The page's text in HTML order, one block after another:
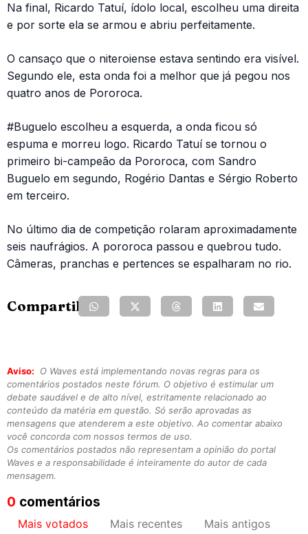
Na final, Ricardo Tatuí, ídolo local, escolheu uma direita
e por sorte ela se armou e abriu perfeitamente.
O cansaço que o niteroiense estava sentindo era visível.
Segundo ele, esta onda foi a melhor que já pegou nos
quatro anos de Pororoca.
#Buguelo escolheu a esquerda, a onda ficou só
espuma e morreu logo. Ricardo Tatuí se tornou o
primeiro bi-campeão da Pororoca, com Sandro
Buguelo em segundo, Rogério Dantas e Sérgio Roberto
em terceiro.
No último dia de competição rolaram aproximadamente
seis naufrágios. A pororoca passou e quebrou tudo.
Câmeras, pranchas e pertences se espalharam no rio.
Compartilhe:
Aviso:
O Waves está implementando novas regras para os
comentários postados neste fórum. O objetivo é estimular um
debate saudável e de alto nível, estritamente relacionado ao
conteúdo da matéria em questão. Só serão aprovadas as
mensagens que atenderem a este objetivo. Ao comentar abaixo
você concorda com nossos termos de uso.
Os comentários postados não representam a opinião do portal
Waves e a responsabilidade é inteiramente do autor de cada
mensagem.
0 comentários
Mais votados Mais recentes Mais antigos